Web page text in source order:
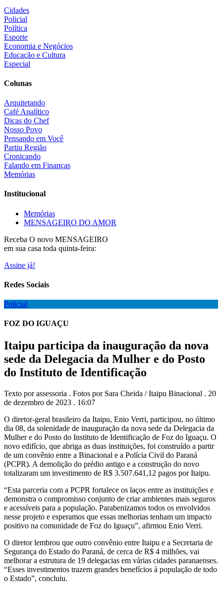
Cidades
Policial
Política
Esporte
Economia e Negócios
Educação e Cultura
Especial
Colunas
Arquitetando
Café Analítico
Dicas do Chef
Nosso Povo
Pensando em Você
Partiu Região
Cronicando
Falando em Finanças
Memórias
Institucional
Memórias
MENSAGEIRO DO AMOR
Receba O novo MENSAGEIRO
em sua casa toda quinta-feira:
Assine já!
Redes Sociais
Policial
FOZ DO IGUAÇU
Itaipu participa da inauguração da nova
sede da Delegacia da Mulher e do Posto
do Instituto de Identificação
Texto por assessoria . Fotos por Sara Cheida / Itaipu Binacional . 20
de dezembro de 2023 . 16:07
O diretor-geral brasileiro da Itaipu, Enio Verri, participou, no último
dia 08, da solenidade de inauguração da nova sede da Delegacia da
Mulher e do Posto do Instituto de Identificação de Foz do Iguaçu. O
novo edifício, que abriga as duas instituições, foi construído a partir
de um convênio entre a Binacional e a Polícia Civil do Paraná
(PCPR). A demolição do prédio antigo e a construção do novo
totalizaram um investimento de R$ 3.507.641,12 pagos por Itaipu.
“Esta parceria com a PCPR fortalece os laços entre as instituições e
demonstra o compromisso conjunto de criar ambientes mais seguros
e acessíveis para a população. Parabenizamos todos os envolvidos
nesse projeto e esperamos que essas melhorias tenham um impacto
positivo na comunidade de Foz do Iguaçu”, afirmou Enio Verri.
O diretor lembrou que outro convênio entre Itaipu e a Secretaria de
Segurança do Estado do Paraná, de cerca de R$ 4 milhões, vai
melhorar a estrutura de 19 delegacias em várias cidades paranaenses.
“Esses investimentos trazem grandes benefícios à população de todo
o Estado”, concluiu.